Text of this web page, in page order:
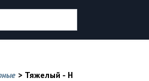
> Тяжелый - H